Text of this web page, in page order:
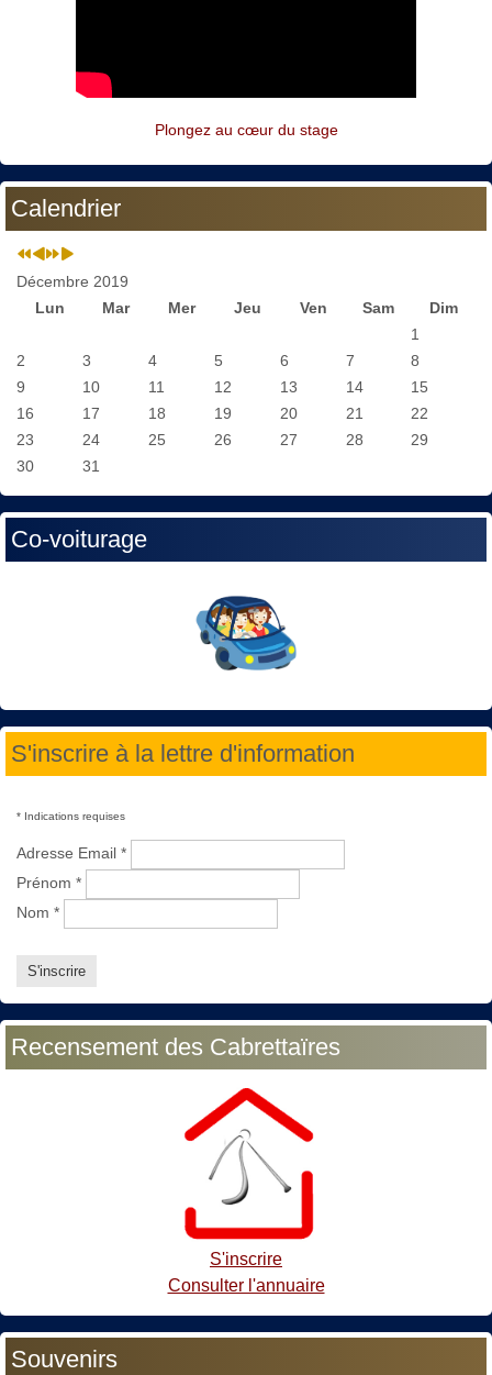
Plongez au cœur du stage
Calendrier
Décembre 2019
Lun
Mar Mer Jeu Ven Sam
Dim
1
2
3 4 5 6 7
8
9
10 11 12 13 14
15
16
17 18 19 20 21
22
23
24 25 26 27 28
29
30
31
Co-voiturage
S'inscrire à la lettre d'information
* Indications requises
Adresse Email *
Prénom *
Nom *
Recensement des Cabrettaïres
S'inscrire
Consulter l'annuaire
Souvenirs